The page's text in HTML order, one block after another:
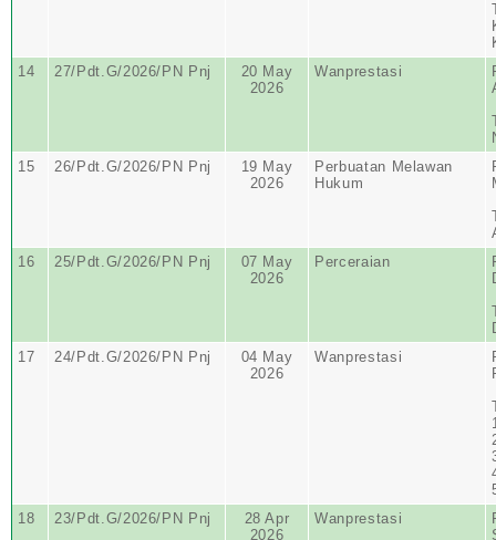
14
27/Pdt.G/2026/PN Pnj
20 May
2026
Wanprestasi
15
26/Pdt.G/2026/PN Pnj
19 May
2026
Perbuatan Melawan
Hukum
16
25/Pdt.G/2026/PN Pnj
07 May
2026
Perceraian
17
24/Pdt.G/2026/PN Pnj
04 May
2026
Wanprestasi
18
23/Pdt.G/2026/PN Pnj
28 Apr
2026
Wanprestasi